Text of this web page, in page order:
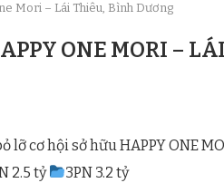
Mori – Lái Thiêu, Bình Dương
ONE MORI –
lỡ cơ hội sở hữu HAPPY ONE
2.5 tỷ
3PN 3.2 tỷ